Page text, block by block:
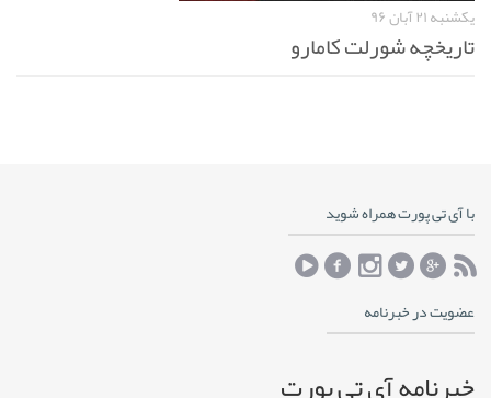
یکشنبه ۲۱ آبان ۹۶
تاریخچه شورلت کامارو
با آی تی پورت همراه شوید
عضویت در خبرنامه
خبرنامه آی تی پورت